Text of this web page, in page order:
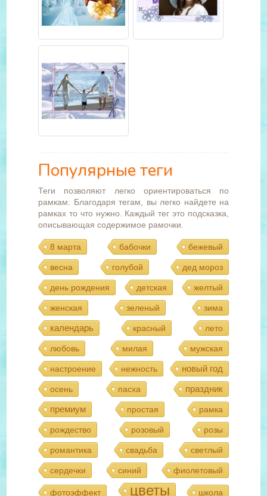
Популярные теги
Теги позволяют легко ориентироваться по
рамкам. Благодаря тегам, вы легко найдете на
рамках то что нужно. Каждый тег это подсказка,
описывающая содержимое рамочки.
8 марта бабочки бежевый
весна голубой дед мороз
день рождения детская желтый
женская зеленый зима
календарь красный лето
любовь милая мужская
настроение нежность новый год
осень пасха
праздник
премиум
простая рамка
рождество розовый розы
романтика свадьба светлый
сердечки синий фиолетовый
фотоэффект цветы школа